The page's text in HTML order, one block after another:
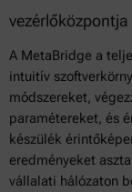
vezérlőközpontja
A MetaBridge a
intuitív
módszereket,
paramétereket, és
készülék
eredményeket
vállalati hálózaton